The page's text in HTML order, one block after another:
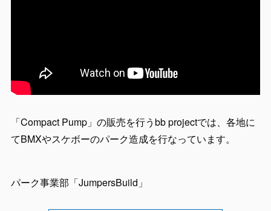
「Compact Pump」の販売を行うbb projectでは、各地に
てBMXやスケボーのパーク造成を行なっています。
パーク事業部「JumpersBuild」